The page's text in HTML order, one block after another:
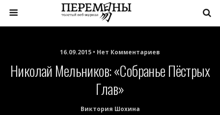
16.09.2015 • Нет Комментариев
Николай Мельников: «Собранье Пёстрых
Глав»
Виктория Шохина